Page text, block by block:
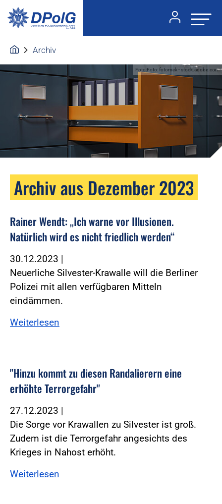
Archiv
Foto:Foto: fotomek - stock.adobe.com
Archiv aus Dezember 2023
Rainer Wendt: „Ich warne vor Illusionen.
Natürlich wird es nicht friedlich werden“
30.12.2023 |
Neuerliche Silvester-Krawalle will die Berliner
Polizei mit allen verfügbaren Mitteln
eindämmen.
Weiterlesen
"Hinzu kommt zu diesen Randalierern eine
erhöhte Terrorgefahr"
27.12.2023 |
Die Sorge vor Krawallen zu Silvester ist groß.
Zudem ist die Terrorgefahr angesichts des
Krieges in Nahost erhöht.
Weiterlesen